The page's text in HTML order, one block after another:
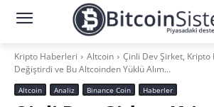
Kripto Haberleri Altcoin
Çinli Dev Şirket, Kripto
Değiştirdi ve Bu Altcoinden Yüklü Alım...
Altcoin Analiz Binance Coin Haberler